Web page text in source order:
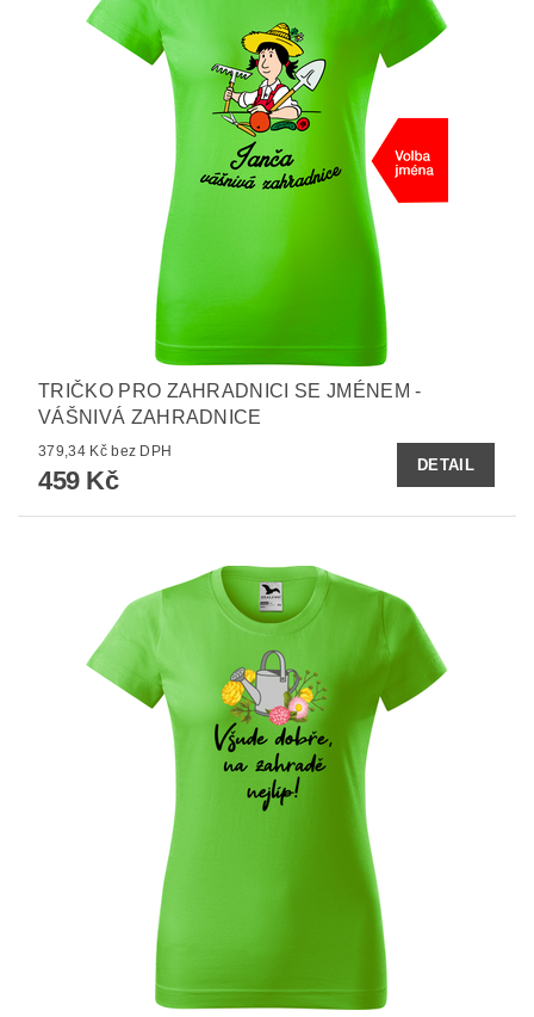
TRIČKO PRO ZAHRADNICI SE JMÉNEM -
VÁŠNIVÁ ZAHRADNICE
379,34 Kč bez DPH
459 Kč
DETAIL